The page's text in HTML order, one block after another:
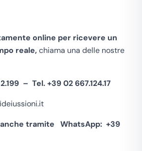
online per ricevere un
reale, chiama una delle nostre
– Tel. +39 02 667.124.17
tramite
WhatsApp: +39